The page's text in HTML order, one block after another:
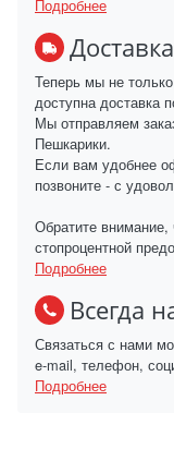
Подробнее
Доставка
Теперь мы не
доступна доставка
Мы отправляем
Пешкарики.
Если вам удобнее
позвоните - с
Обратите внимание,
стопроцентной
Подробнее
Всегда
Связаться с нами
e-mail, телефон,
Подробнее